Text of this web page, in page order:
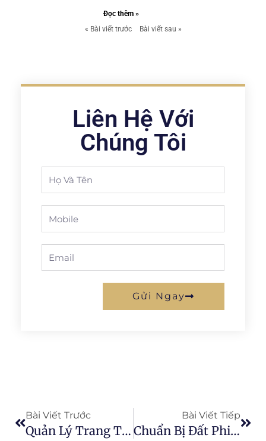
Đọc thêm »
« Bài viết trước
Bài viết sau »
Liên Hệ Với
Chúng Tôi
Name
Gửi Ngay
Bài Viết Trước
Quản Lý Trang Trại Giờ Đây Dễ Dàng Hơn Bao Giờ Hết
Bài Viết Tiếp
Chuẩn Bị Đất Phi Nông Nghiệp Để Canh Tác